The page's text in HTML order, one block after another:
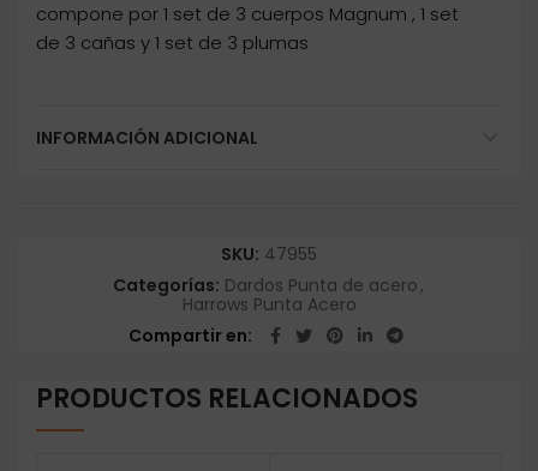
compone por 1 set de 3 cuerpos Magnum , 1 set
de 3 cañas y 1 set de 3 plumas
INFORMACIÓN ADICIONAL
SKU: 47955
Categorías: Dardos Punta de acero,
Harrows Punta Acero
Compartir en
PRODUCTOS RELACIONADOS